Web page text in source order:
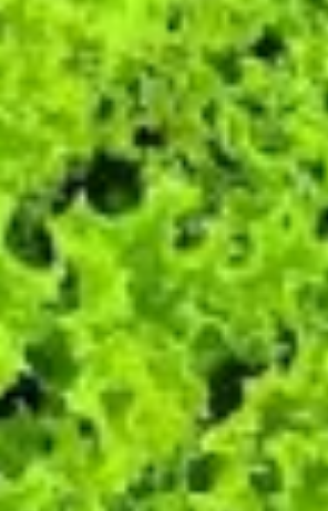
dat lijkt mij ook wel wat!